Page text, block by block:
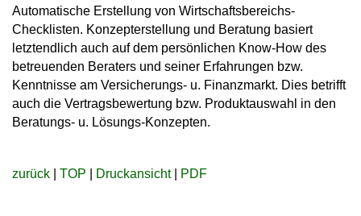
Automatische Erstellung von Wirtschaftsbereichs-
Checklisten. Konzepterstellung und Beratung basiert
letztendlich auch auf dem persönlichen Know-How des
betreuenden Beraters und seiner Erfahrungen bzw.
Kenntnisse am Versicherungs- u. Finanzmarkt. Dies betrifft
auch die Vertragsbewertung bzw. Produktauswahl in den
Beratungs- u. Lösungs-Konzepten.
zurück TOP Druckansicht| PDF